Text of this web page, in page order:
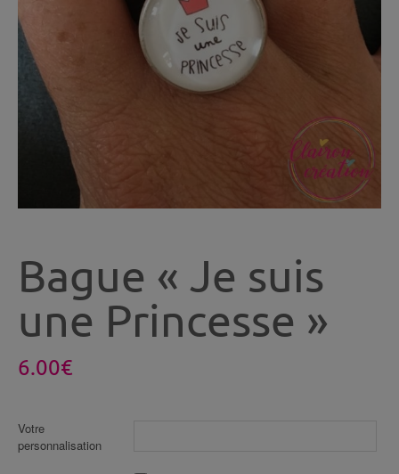
Bague « Je suis
une Princesse »
6.00€
Votre
personnalisation